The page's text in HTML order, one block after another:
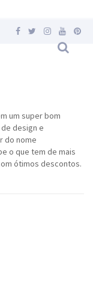
um super bom
design e
do nome
o que tem de mais
ótimos descontos.